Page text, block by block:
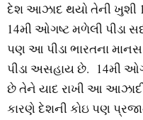
દેશ આઝાદ થયો તેની ખુશી
14મી ઓગષ્ટ મળેલી પીડા
પણ આ પીડા ભારતના
પીડા અસહાય છે. 14મી
છે તેને યાદ રાખી આ
કારણે દેશની કોઇ પણ